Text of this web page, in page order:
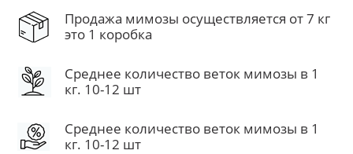
Продажа мимозы осуществляется от 7 кг
это 1 коробка
Среднее количество веток мимозы в 1
кг. 10-12 шт
Среднее количество веток мимозы в 1
кг. 10-12 шт